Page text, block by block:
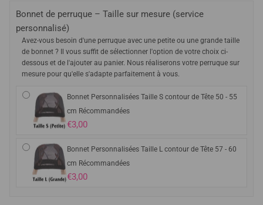
Bonnet de perruque – Taille sur mesure (service
personnalisé)
Avez-vous besoin d'une perruque avec une petite ou une grande taille
de bonnet ? Il vous suffit de sélectionner l'option de votre choix ci-
dessous et de l'ajouter au panier. Nous réaliserons votre perruque sur
mesure pour qu'elle s'adapte parfaitement à vous.
Bonnet Personnalisées Taille S contour de Tête 50 - 55
cm Récommandées
€3,00
Bonnet Personnalisées Taille L contour de Tête 57 - 60
cm Récommandées
€3,00